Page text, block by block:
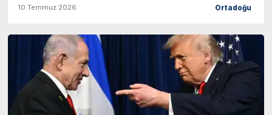
10 Temmuz 2026 Ortadoğu